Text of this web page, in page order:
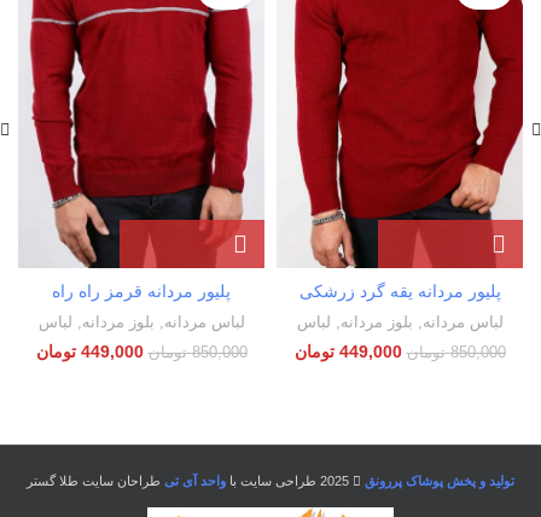
پلیور مردانه یقه گرد زرشکی
لباس مردانه بلوز مردانه لباس
850,000 تومان 449,000 تومان
پلیور مردانه قرمز راه راه
لباس مردانه بلوز مردانه لباس
850,000 تومان 449,000 تومان
تولید و پخش پوشاک پررونق واحد آی تی طراحان سایت طلا گستر